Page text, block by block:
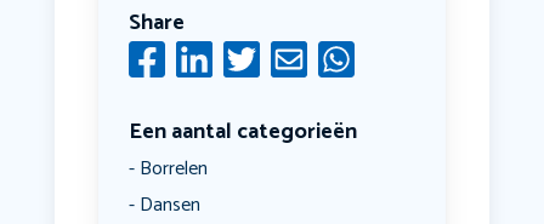
Share
Een aantal categorieën
Borrelen
Dansen